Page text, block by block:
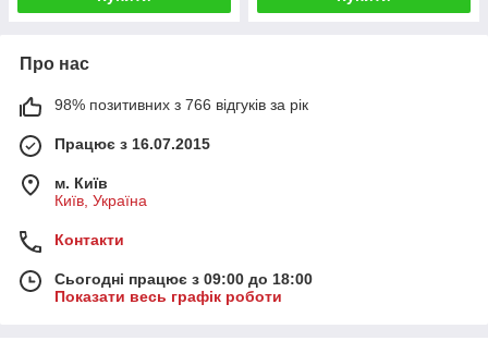
Про нас
98% позитивних з 766 відгуків за рік
Працює з 16.07.2015
м. Київ
Київ, Україна
Контакти
Сьогодні працює з 09:00 до 18:00
Показати весь графік роботи